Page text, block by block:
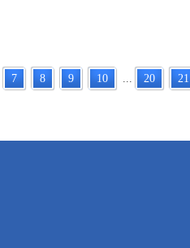
7 8 9 10 ... 20 21